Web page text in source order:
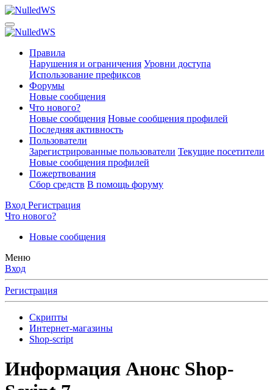
Правила
Нарушения и ограничения Уровни доступа
Использование префиксов
Форумы
Новые сообщения
Что нового?
Новые сообщения Новые сообщения профилей
Последняя активность
Пользователи
Зарегистрированные пользователи Текущие посетители
Новые сообщения профилей
Пожертвования
Сбор средств В помощь форуму
Вход Регистрация
Что нового?
Новые сообщения
Меню
Вход
Регистрация
Скрипты
Интернет-магазины
Shop-script
Информация Анонс Shop-